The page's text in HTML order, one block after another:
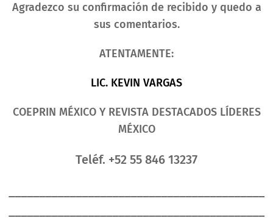
Agradezco su confirmación de recibido y quedo a
sus comentarios.
ATENTAMENTE:
LIC. KEVIN VARGAS
COEPRIN MÉXICO Y REVISTA DESTACADOS LÍDERES
MÉXICO
Teléf. +52 55 846 13237